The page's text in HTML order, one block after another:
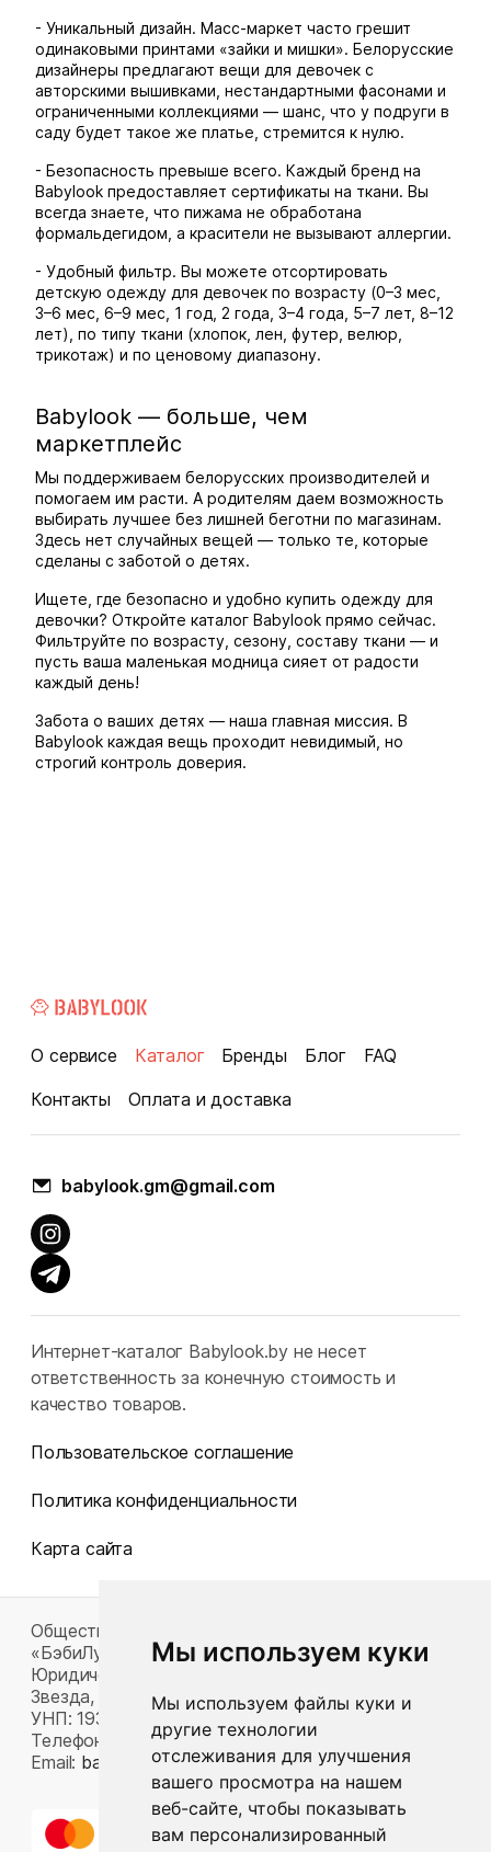
Мы используем куки
Мы используем файлы куки и
другие технологии
отслеживания для улучшения
вашего просмотра на нашем
веб-сайте, чтобы показывать
вам персонализированный
- Уникальный дизайн. Масс-маркет часто грешит
одинаковыми принтами «зайки и мишки». Белорусские
дизайнеры предлагают вещи для девочек с
авторскими вышивками, нестандартными фасонами и
ограниченными коллекциями — шанс, что у подруги в
саду будет такое же платье, стремится к нулю.
- Безопасность превыше всего. Каждый бренд на
Babylook предоставляет сертификаты на ткани. Вы
всегда знаете, что пижама не обработана
формальдегидом, а красители не вызывают аллергии.
- Удобный фильтр. Вы можете отсортировать
детскую одежду для девочек по возрасту (0–3 мес,
3–6 мес, 6–9 мес, 1 год, 2 года, 3–4 года, 5–7 лет, 8–12
лет), по типу ткани (хлопок, лен, футер, велюр,
трикотаж) и по ценовому диапазону.
Babylook — больше, чем
маркетплейс
Мы поддерживаем белорусских производителей и
помогаем им расти. А родителям даем возможность
выбирать лучшее без лишней беготни по магазинам.
Здесь нет случайных вещей — только те, которые
сделаны с заботой о детях.
Ищете, где безопасно и удобно купить одежду для
девочки? Откройте каталог Babylook прямо сейчас.
Фильтруйте по возрасту, сезону, составу ткани — и
пусть ваша маленькая модница сияет от радости
каждый день!
Забота о ваших детях — наша главная миссия. В
Babylook каждая вещь проходит невидимый, но
строгий контроль доверия.
О сервисе Каталог Бренды Блог
FAQ
Контакты
Оплата и доставка
babylook.gm@gmail.com
Интернет-каталог Babylook.by не несет
ответственность за конечную стоимость и
качество товаров.
Пользовательское соглашение
Политика конфиденциальности
Карта сайта
Общество с ограниченной ответственностью
«БэбиЛук»
Юридический адрес: 220117, г. Минск, пр-т Газеты
Звезда, д. 16, пом. 52
УНП: 193815124
Телефон:
+375 33 392 66 63
Email: babylook.gm@gmail.com .